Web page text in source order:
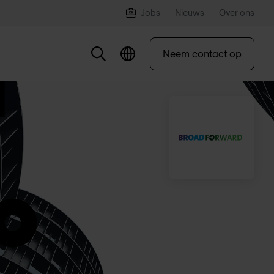
Jobs Nieuws Over ons
Neem contact op